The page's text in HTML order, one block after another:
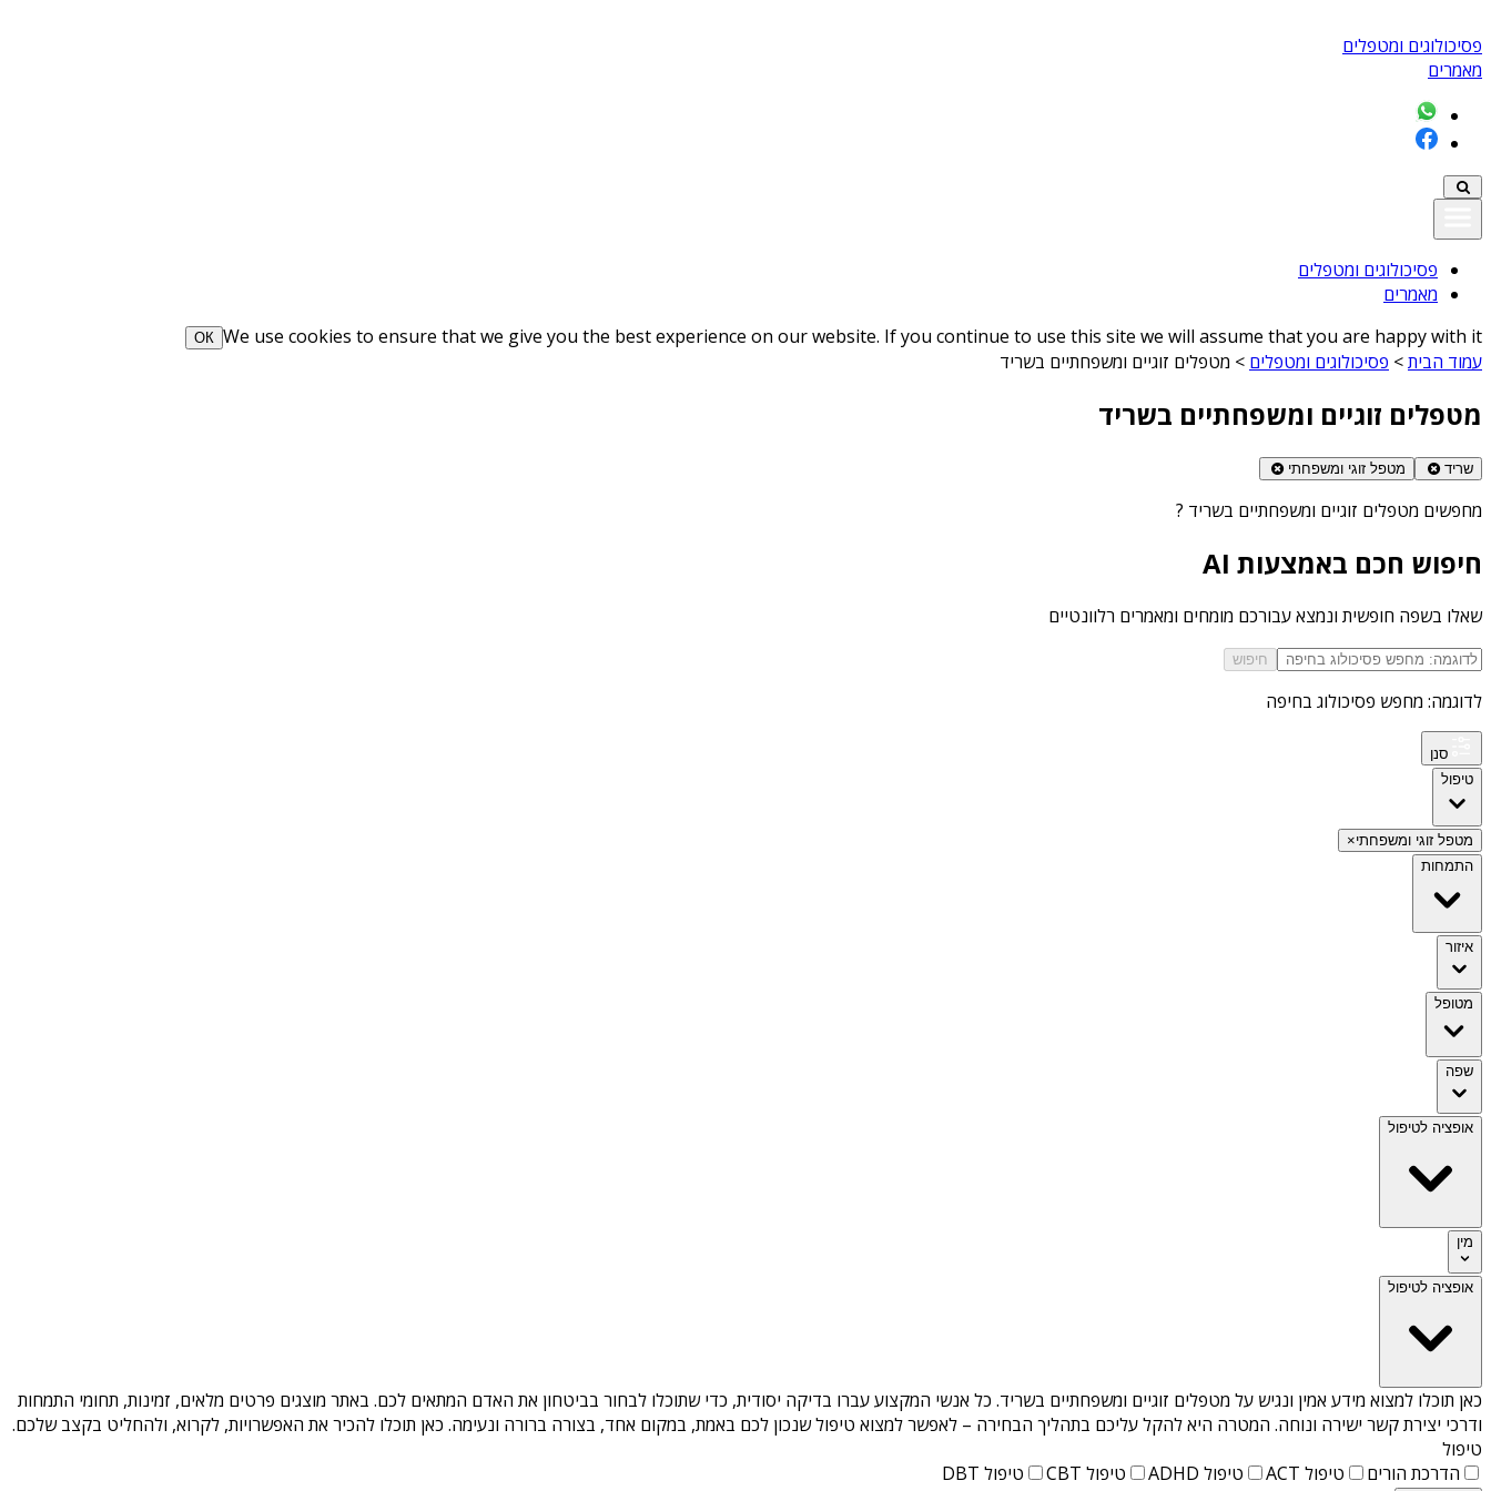
פסיכולוגים ומטפלים
מאמרים
פסיכולוגים ומטפלים
מאמרים
We use cookies to ensure that we give you the best experience on our website. If you continue to use this site we will assume that you are happy with it
ОК
עמוד הבית> פסיכולוגים ומטפלים > מטפלים זוגיים ומשפחתיים בשריד
מטפלים זוגיים ומשפחתיים בשריד
שריד מטפל זוגי ומשפחתי
מחפשים מטפלים זוגיים ומשפחתיים בשריד ?
חיפוש חכם באמצעות AI
שאלו בשפה חופשית ונמצא עבורכם מומחים ומאמרים רלוונטיים
חיפוש
לדוגמה: מחפש פסיכולוג בחיפה
סנן
טיפול
מטפל זוגי ומשפחתי×
התמחות
איזור
מטופל
שפה
אופציה לטיפול
מין
אופציה לטיפול
כאן תוכלו למצוא מידע אמין ונגיש על מטפלים זוגיים ומשפחתיים בשריד. כל אנשי המקצוע עברו בדיקה יסודית, כדי שתוכלו לבחור בביטחון את האדם המתאים לכם. באתר מוצגים פרטים מלאים, זמינות, תחומי התמחות
ודרכי יצירת קשר ישירה ונוחה. המטרה היא להקל עליכם בתהליך הבחירה – לאפשר למצוא טיפול שנכון לכם באמת, במקום אחד, בצורה ברורה ונעימה. כאן תוכלו להכיר את האפשרויות, לקרוא, ולהחליט בקצב שלכם.
טיפול
הדרכת הורים
טיפול ACT טיפול ADHD טיפול CBT טיפול DBT